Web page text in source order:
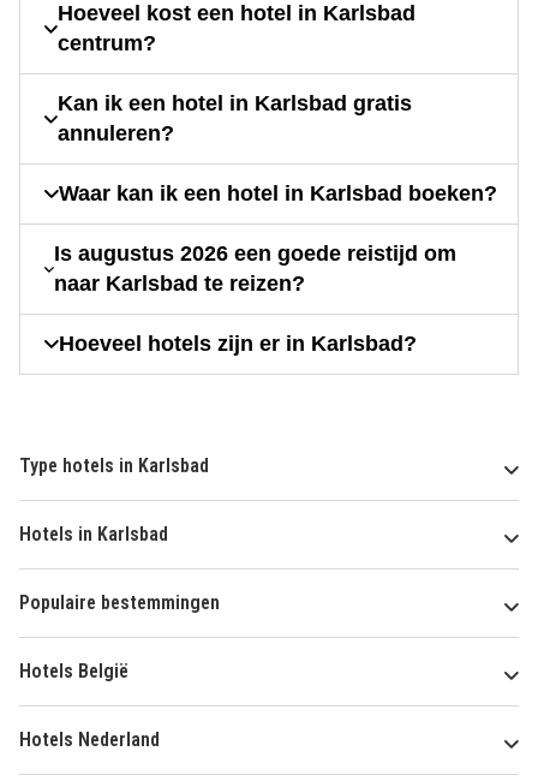
Hoeveel kost een hotel in Karlsbad
centrum?
Kan ik een hotel in Karlsbad gratis
annuleren?
Waar kan ik een hotel in Karlsbad boeken?
Is augustus 2026 een goede reistijd om
naar Karlsbad te reizen?
Hoeveel hotels zijn er in Karlsbad?
Type hotels in Karlsbad
Hotels in Karlsbad
Populaire bestemmingen
Hotels België
Hotels Nederland